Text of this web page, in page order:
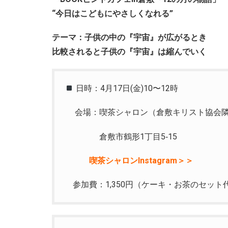
“今日はこどもにやさしくなれる”
テーマ：子供の中の『宇宙』が広がるとき
比較されると子供の『宇宙』は縮んでいく
日時：4月17日(金)10〜12時
会場：喫茶シャロン（倉敷キリスト協会隣
倉敷市鶴形1丁目5‐15
喫茶シャロンInstagram＞＞
参加費：1,350円（ケーキ・お茶のセット